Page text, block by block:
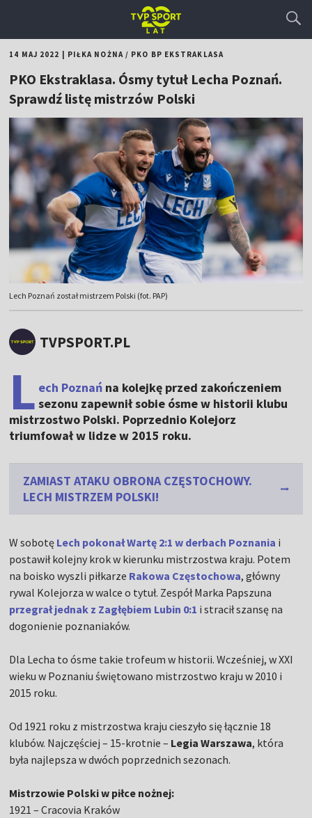
14 MAJ 2022 PIŁKA NOŻNA/ PKO BP EKSTRAKLASA
PKO Ekstraklasa. Ósmy tytuł Lecha Poznań.
Sprawdź listę mistrzów Polski
Lech Poznań został mistrzem Polski (fot. PAP)
TVPSPORT.PL
L ech Poznań na kolejkę przed zakończeniem
sezonu zapewnił sobie ósme w historii klubu
mistrzostwo Polski. Poprzednio Kolejorz
triumfował w lidze w 2015 roku.
ZAMIAST ATAKU OBRONA CZĘSTOCHOWY.
LECH MISTRZEM POLSKI!
W sobotę Lech pokonał Wartę 2:1 w derbach Poznania i
postawił kolejny krok w kierunku mistrzostwa kraju. Potem
na boisko wyszli piłkarze Rakowa Częstochowa, główny
rywal Kolejorza w walce o tytuł. Zespół Marka Papszuna
przegrał jednak z Zagłębiem Lubin 0:1 i stracił szansę na
dogonienie poznaniaków.
Dla Lecha to ósme takie trofeum w historii. Wcześniej, w XXI
wieku w Poznaniu świętowano mistrzostwo kraju w 2010 i
2015 roku.
Od 1921 roku z mistrzostwa kraju cieszyło się łącznie 18
klubów. Najczęściej – 15-krotnie – Legia Warszawa, która
była najlepsza w dwóch poprzednich sezonach.
Mistrzowie Polski w piłce nożnej:
1921 – Cracovia Kraków